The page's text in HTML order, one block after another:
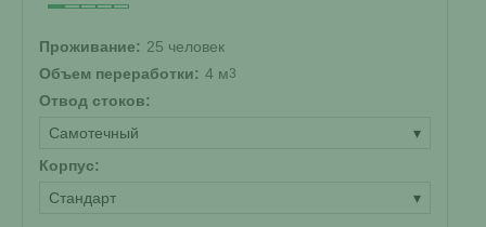
Проживание: 25 человек
Объем переработки: 4 м3
Отвод стоков:
Самотечный
▾
Корпус:
Стандарт
▾